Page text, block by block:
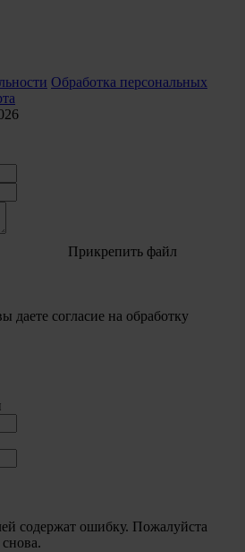
Обработка персональных
Прикрепить файл
даете согласие на обработку
содержат ошибку. Пожалуйста